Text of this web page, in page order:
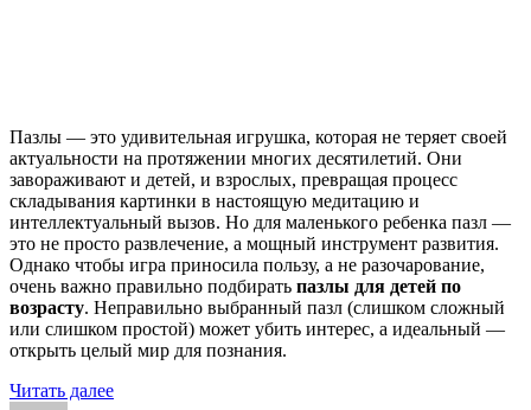
Пазлы — это удивительная игрушка, которая не теряет своей
актуальности на протяжении многих десятилетий. Они
завораживают и детей, и взрослых, превращая процесс
складывания картинки в настоящую медитацию и
интеллектуальный вызов. Но для маленького ребенка пазл —
это не просто развлечение, а мощный инструмент развития.
Однако чтобы игра приносила пользу, а не разочарование,
очень важно правильно подбирать пазлы для детей по
возрасту. Неправильно выбранный пазл (слишком сложный
или слишком простой) может убить интерес, а идеальный —
открыть целый мир для познания.
Читать далее«Пазлы